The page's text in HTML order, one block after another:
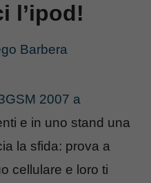
l’ipod!
Barbera
2007 a
e in uno stand una
la sfida: prova a
cellulare e loro ti